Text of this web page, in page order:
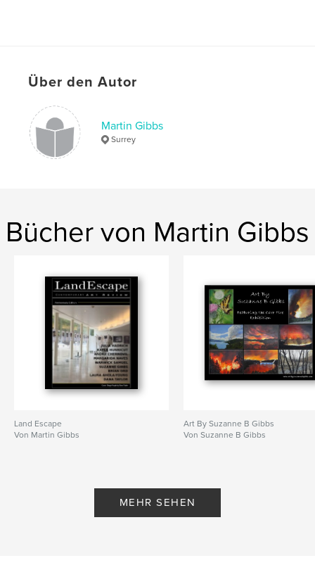
Über den Autor
Martin Gibbs
Surrey
Bücher von Martin Gibbs
Land Escape
Von Martin Gibbs
Art By Suzanne B Gibbs
Von Suzanne B Gibbs
MEHR SEHEN